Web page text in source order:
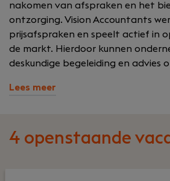
nakomen van afspraken en het
ontzorging. Vision Accountants
prijsafspraken en speelt actief in
de markt. Hierdoor kunnen
deskundige begeleiding en advies
Lees meer
4 openstaande